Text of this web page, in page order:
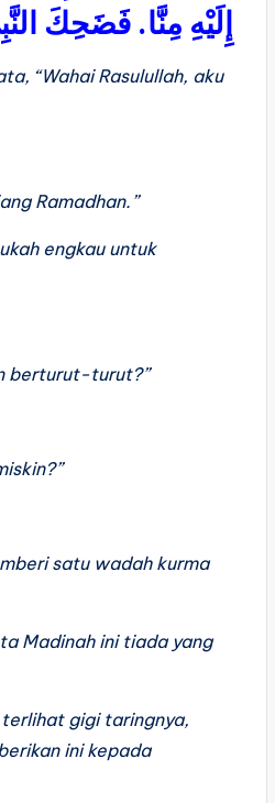
إِلَيْهِ مِنَّا. فَضَحِكَ
“Wahai Rasulullah, aku
Ramadhan.”
engkau untuk
berturut-turut?”
satu wadah kurma
Madinah ini tiada yang
gigi taringnya,
ini kepada